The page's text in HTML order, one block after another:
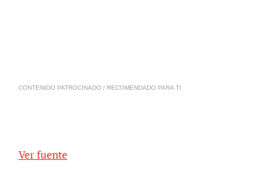
CONTENIDO PATROCINADO / RECOMENDADO PARA TI
Ver fuente